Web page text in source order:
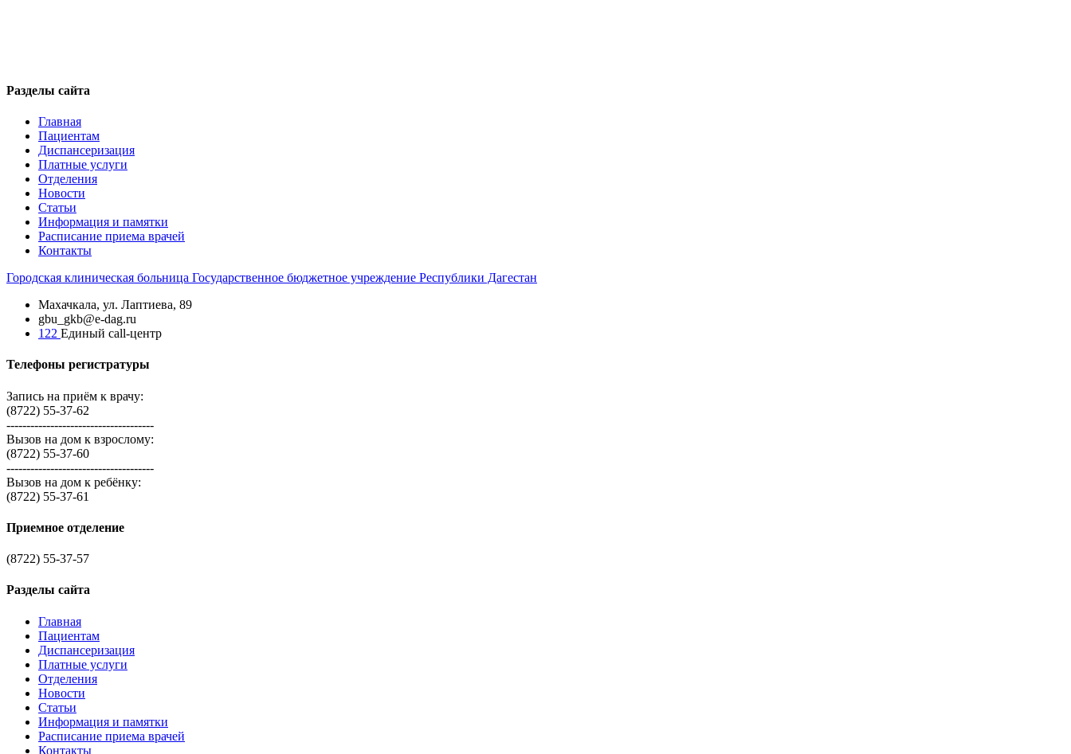
Разделы сайта
Главная
Пациентам
Диспансеризация
Платные услуги
Отделения
Новости
Статьи
Информация и памятки
Расписание приема врачей
Контакты
Городская клиническая больница Государственное бюджетное учреждение Республики Дагестан
Махачкала, ​ул. Лаптиева, 89
gbu_gkb@e-dag.ru
122 Единый call-центр
Телефоны регистратуры
Запись на приём к врачу:
(8722) 55-37-62
-------------------------------------
Вызов на дом к взрослому:
(8722) 55-37-60
-------------------------------------
Вызов на дом к ребёнку:
(8722) 55-37-61
Приемное отделение
(8722) 55-37-57
Разделы сайта
Главная
Пациентам
Диспансеризация
Платные услуги
Отделения
Новости
Статьи
Информация и памятки
Расписание приема врачей
Контакты